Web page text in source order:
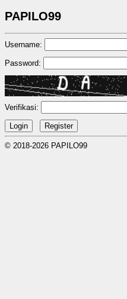
PAPILO99
Username:
Password:
Verifikasi:
© 2018-2026 PAPILO99